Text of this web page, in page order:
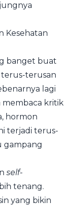
Kesehatan
banget buat
terus-terusan
lagi
membaca kritik
hormon
terjadi terus-
gampang
self-
tenang.
yang bikin